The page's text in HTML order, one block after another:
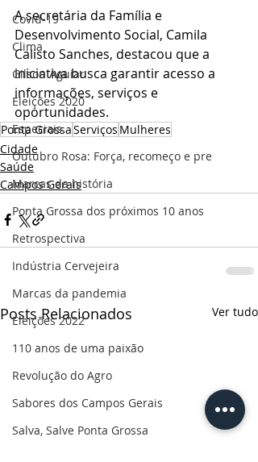
Covid-19
Clima
Gilson Aguiar
Eleições 2020
Especiais
Outubro Rosa: Força, recomeço e pre
Marcas da história
Ponta Grossa dos próximos 10 anos
Retrospectiva
Indústria Cervejeira
Marcas da pandemia
Eleições 2022
110 anos de uma paixão
Revolução do Agro
Sabores dos Campos Gerais
Salva, Salve Ponta Grossa
A secretária da Família e
Desenvolvimento Social, Camila
Calisto Sanches, destacou que a
iniciativa busca garantir acesso a
informações, serviços e
oportunidades.
Ponta GrossaServiços Mulheres
Cidade
Saúde
Campos Gerais
Posts Relacionados Ver tudo